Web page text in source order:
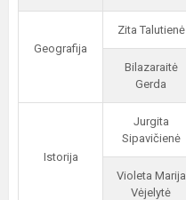
Geografija
Zita Talutienė
Bilazaraitė
Gerda
Istorija
Jurgita
Sipavičienė
Violeta Marija
Vėjelytė